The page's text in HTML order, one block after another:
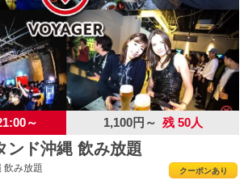
～ 1,100円～ 残 50人
ンド沖縄 飲み放題
クーポンあり
飲み放題